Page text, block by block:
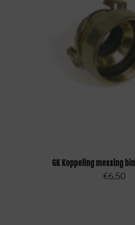
TOEVOEGEN AAN
GK Koppeling messing
€6,50